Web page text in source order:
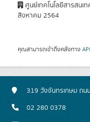
ศูนย์เทคโนโลยีสารสนเ
สิงหาคม 2564
คุณสามารถเข้าถึงคลังทาง API
319 วังจันทรเกษม ถ
02 280 0378